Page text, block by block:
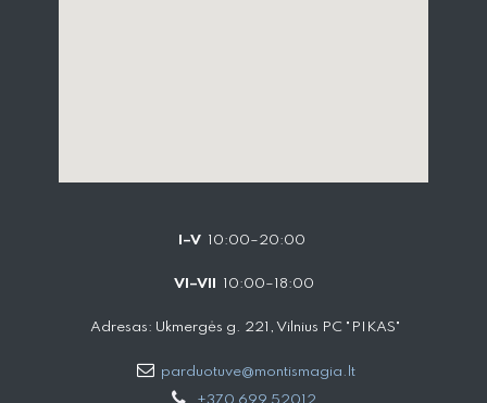
I–V 10:00–20:00
VI–VII 10:00–18:00
Adresas: Ukmergės g. 221, Vilnius PC "PIKAS"
parduotuve@montismagia.lt